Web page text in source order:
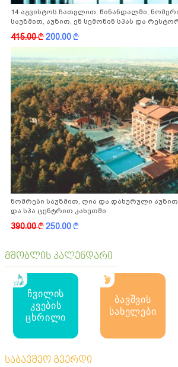
14 აგვისტოს ჩათვლით, წინანდალში,
საუზმით, აუზით, ენ სემონინ სპას და
415.00k200.00k
ნომრები საუზმით, ღია და დახურული
და სპა ცენტრით კახეთში
390.00k250.00k
მშობლის კალენდარი
ჩვილის
კვების
ცხრილი
ბავშვის
სახელები
საბავშვო გვერდი